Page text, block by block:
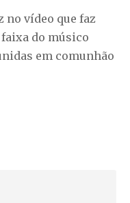
no vídeo que faz
do músico
em comunhão